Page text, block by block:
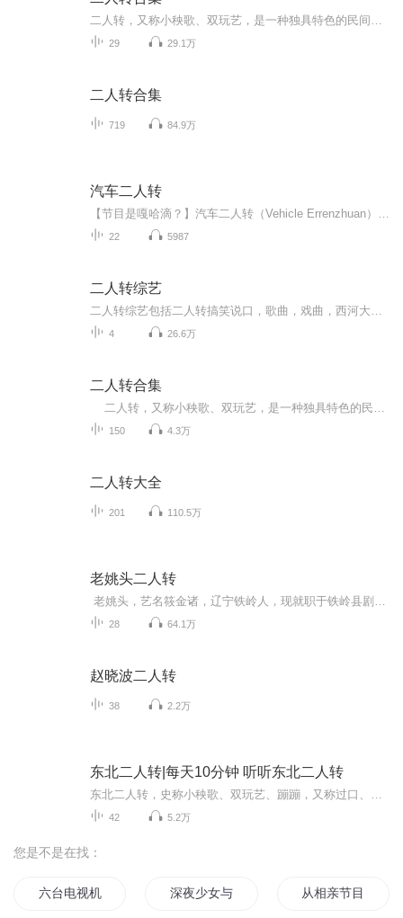
29 29.1万
二人转合集
719 84.9万
汽车二人转
22 5987
二人转综艺
4 26.6万
二人转合集
150 4.3万
二人转大全
201 110.5万
老姚头二人转
28 64.1万
赵晓波二人转
38 2.2万
东北二人转|每天10分钟 听听东北二人转
42 5.2万
您是不是在找：
六台电视机 深夜少女与无声电台 从相亲节目开始